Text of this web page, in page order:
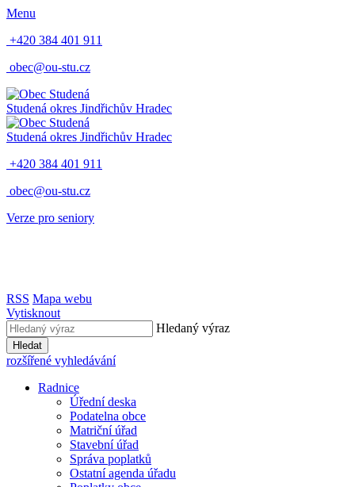
Menu
+420 384 401 911
obec@ou-stu.cz
Studená okres Jindřichův Hradec
Studená okres Jindřichův Hradec
+420 384 401 911
obec@ou-stu.cz
Verze pro seniory
RSS Mapa webu
Vytisknout
Hledaný výraz
Hledat
rozšířené vyhledávání
Radnice
Úřední deska
Podatelna obce
Matriční úřad
Stavební úřad
Správa poplatků
Ostatní agenda úřadu